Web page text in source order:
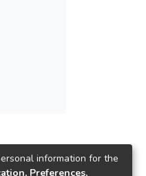
information for the
Preferences,